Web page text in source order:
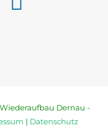
Dernau -
| Datenschutz